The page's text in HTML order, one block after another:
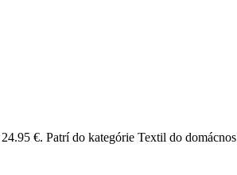
€. Patrí do kategórie Textil do